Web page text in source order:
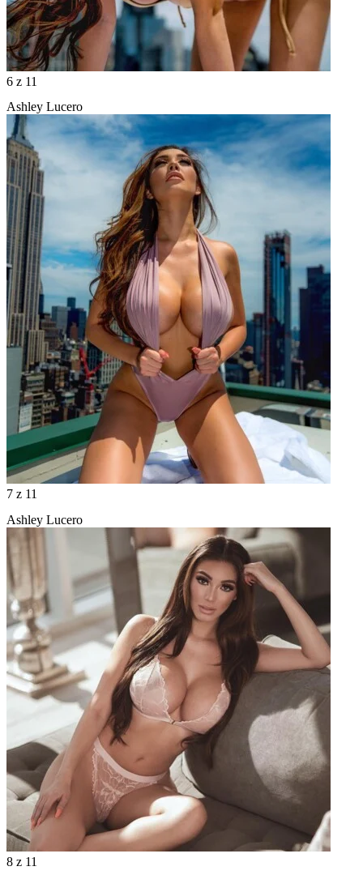
6 z 11
Ashley Lucero
7 z 11
Ashley Lucero
8 z 11